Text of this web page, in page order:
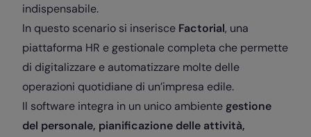
indispensabile.
In questo scenario si inserisce Factorial, una
piattaforma HR e gestionale completa che permette
di digitalizzare e automatizzare molte delle
operazioni quotidiane di un’impresa edile.
Il software integra in un unico ambiente gestione
del personale, pianificazione delle attività,